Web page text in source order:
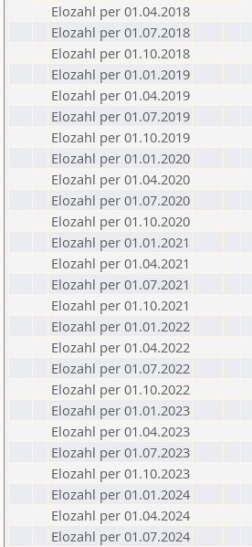
Elozahl per 01.04.2018
Elozahl per 01.07.2018
Elozahl per 01.10.2018
Elozahl per 01.01.2019
Elozahl per 01.04.2019
Elozahl per 01.07.2019
Elozahl per 01.10.2019
Elozahl per 01.01.2020
Elozahl per 01.04.2020
Elozahl per 01.07.2020
Elozahl per 01.10.2020
Elozahl per 01.01.2021
Elozahl per 01.04.2021
Elozahl per 01.07.2021
Elozahl per 01.10.2021
Elozahl per 01.01.2022
Elozahl per 01.04.2022
Elozahl per 01.07.2022
Elozahl per 01.10.2022
Elozahl per 01.01.2023
Elozahl per 01.04.2023
Elozahl per 01.07.2023
Elozahl per 01.10.2023
Elozahl per 01.01.2024
Elozahl per 01.04.2024
Elozahl per 01.07.2024